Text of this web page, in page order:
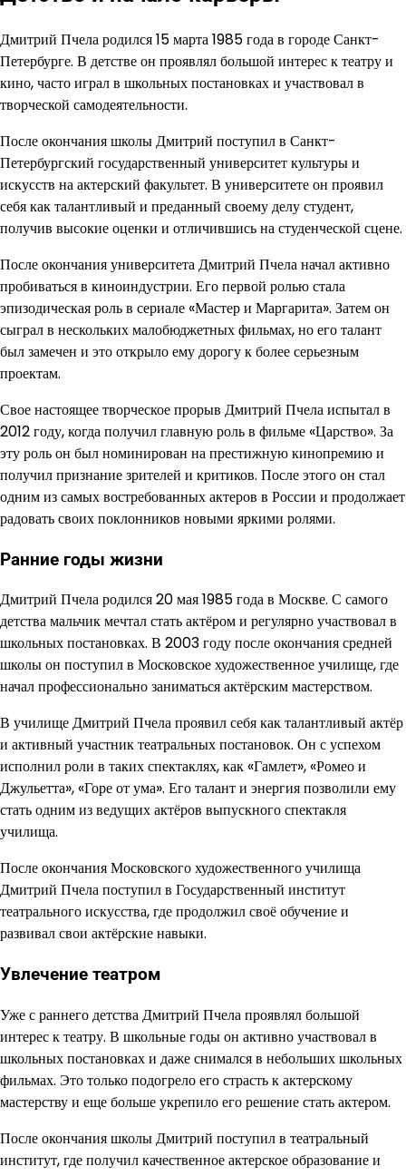
Дмитрий Пчела родился 15 марта 1985 года в городе Санкт-
Петербурге. В детстве он проявлял большой интерес к театру и
кино, часто играл в школьных постановках и участвовал в
творческой самодеятельности.
После окончания школы Дмитрий поступил в Санкт-
Петербургский государственный университет культуры и
искусств на актерский факультет. В университете он проявил
себя как талантливый и преданный своему делу студент,
получив высокие оценки и отличившись на студенческой сцене.
После окончания университета Дмитрий Пчела начал активно
пробиваться в киноиндустрии. Его первой ролью стала
эпизодическая роль в сериале «Мастер и Маргарита». Затем он
сыграл в нескольких малобюджетных фильмах, но его талант
был замечен и это открыло ему дорогу к более серьезным
проектам.
Свое настоящее творческое прорыв Дмитрий Пчела испытал в
2012 году, когда получил главную роль в фильме «Царство». За
эту роль он был номинирован на престижную кинопремию и
получил признание зрителей и критиков. После этого он стал
одним из самых востребованных актеров в России и продолжает
радовать своих поклонников новыми яркими ролями.
Ранние годы жизни
Дмитрий Пчела родился 20 мая 1985 года в Москве. С самого
детства мальчик мечтал стать актёром и регулярно участвовал в
школьных постановках. В 2003 году после окончания средней
школы он поступил в Московское художественное училище, где
начал профессионально заниматься актёрским мастерством.
В училище Дмитрий Пчела проявил себя как талантливый актёр
и активный участник театральных постановок. Он с успехом
исполнил роли в таких спектаклях, как «Гамлет», «Ромео и
Джульетта», «Горе от ума». Его талант и энергия позволили ему
стать одним из ведущих актёров выпускного спектакля
училища.
После окончания Московского художественного училища
Дмитрий Пчела поступил в Государственный институт
театрального искусства, где продолжил своё обучение и
развивал свои актёрские навыки.
Увлечение театром
Уже с раннего детства Дмитрий Пчела проявлял большой
интерес к театру. В школьные годы он активно участвовал в
школьных постановках и даже снимался в небольших школьных
фильмах. Это только подогрело его страсть к актерскому
мастерству и еще больше укрепило его решение стать актером.
После окончания школы Дмитрий поступил в театральный
институт, где получил качественное актерское образование и